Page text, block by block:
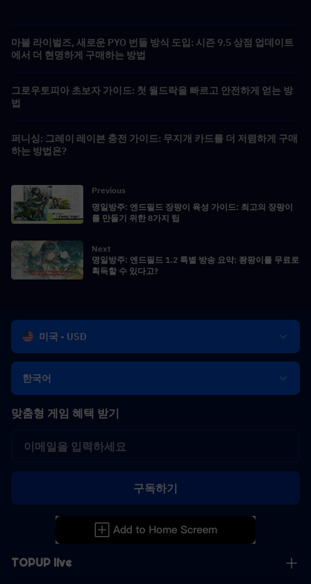
마블 라이벌즈, 새로운 PYO 번들 방식 도입: 시즌 9.5 상점 업데이트
에서 더 현명하게 구매하는 방법
그로우토피아 초보자 가이드: 첫 월드락을 빠르고 안전하게 얻는 방
법
퍼니싱: 그레이 레이븐 충전 가이드: 무지개 카드를 더 저렴하게 구매
하는 방법은?
Previous
명일방주: 엔드필드 장팡이 육성 가이드: 최고의 장팡이
를 만들기 위한 8가지 팁
Next
명일방주: 엔드필드 1.2 특별 방송 요약: 좡팡이를 무료로
획득할 수 있다고?
미국 - USD
한국어
TOPUP live
맞춤형 게임 혜택 받기
구독하기